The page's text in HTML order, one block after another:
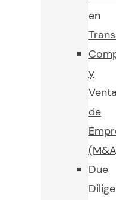
en
y
Venta
de
Due